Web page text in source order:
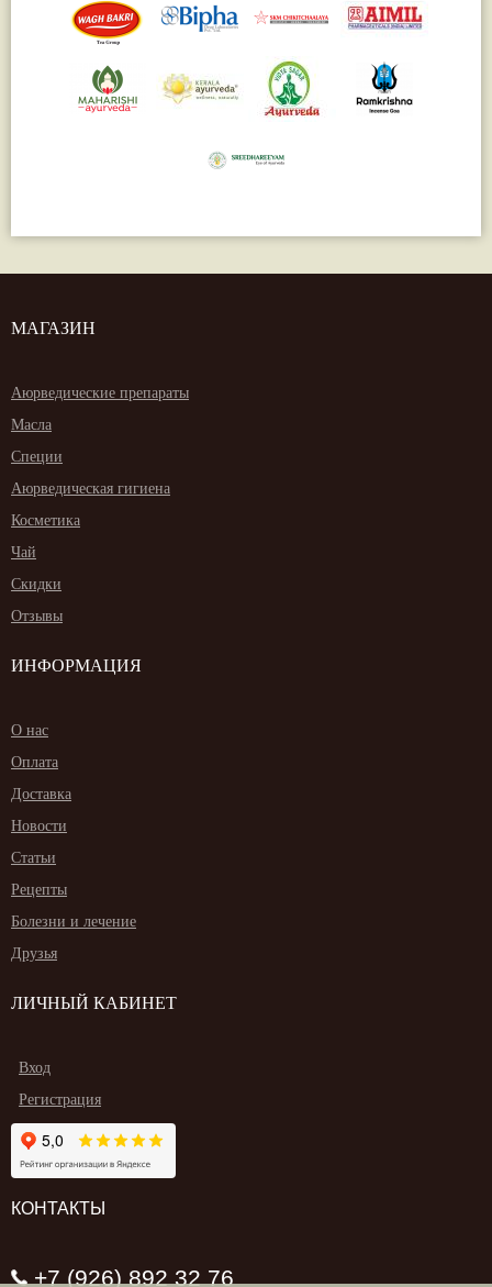
МАГАЗИН
Аюрведические препараты
Масла
Специи
Аюрведическая гигиена
Косметика
Чай
Скидки
Отзывы
ИНФОРМАЦИЯ
О нас
Оплата
Доставка
Новости
Статьи
Рецепты
Болезни и лечение
Друзья
ЛИЧНЫЙ КАБИНЕТ
Вход
Регистрация
КОНТАКТЫ
+7 (926) 892 32 76